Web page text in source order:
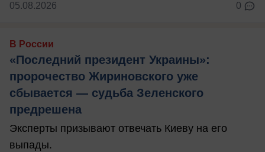
05.08.2026 0
В России
«Последний президент Украины»:
пророчество Жириновского уже
сбывается — судьба Зеленского
предрешена
Эксперты призывают отвечать Киеву на его
выпады.